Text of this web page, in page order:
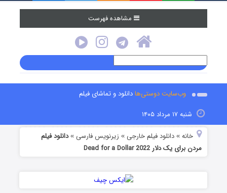
مشاهده فهرست
وب‌سایت دوستی‌هادانلود و تماشای فیلم
شنبه ۱۷ مرداد ۱۴۰۵
خانه »دانلود فیلم خارجی » زیرنویس فارسی »دانلود فیلم
مردن برای یک دلار Dead for a Dollar 2022